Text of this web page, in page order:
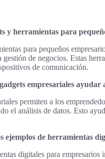
y herramientas para
para pequeños
de negocios. Estas
de comunicación.
empresariales
permiten a los
el análisis de datos. Esto
ejemplos de herramientas
digitales para